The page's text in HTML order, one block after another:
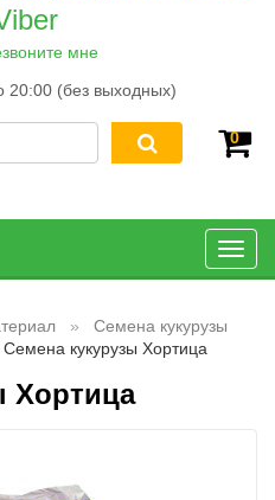
мне
20:00 (без выходных)
0
Семена кукурузы
Семена кукурузы Хортица
Хортица